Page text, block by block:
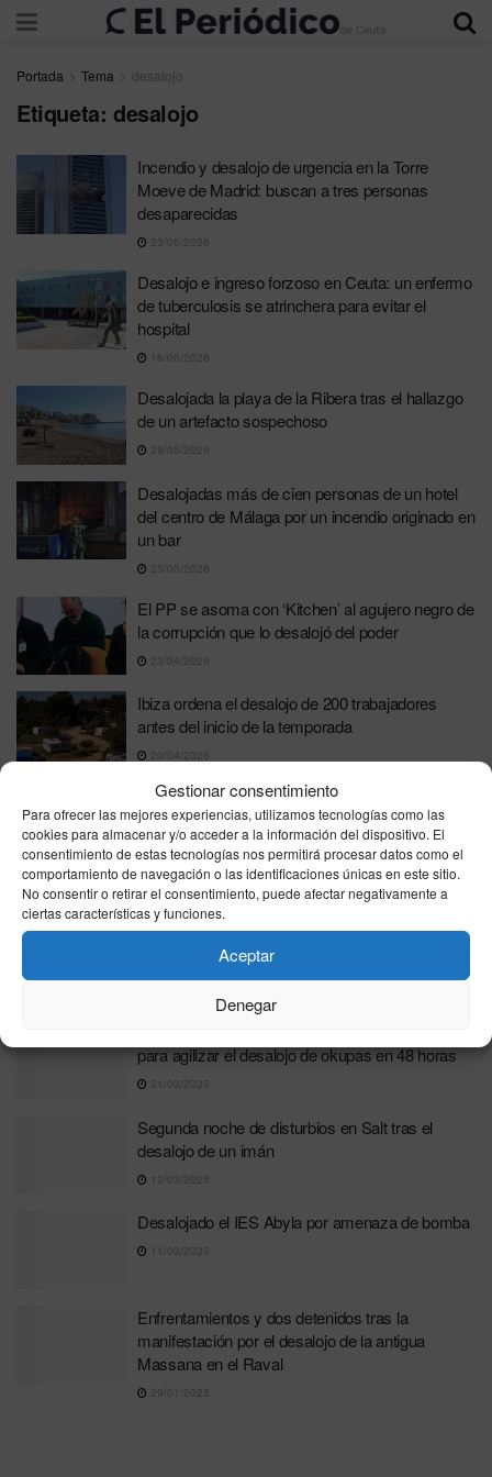
Gestionar consentimiento
Para ofrecer las mejores experiencias, utilizamos tecnologías como las
cookies para almacenar y/o acceder a la información del dispositivo. El
consentimiento de estas tecnologías nos permitirá procesar datos como el
comportamiento de navegación o las identificaciones únicas en este sitio.
No consentir o retirar el consentimiento, puede afectar negativamente a
ciertas características y funciones.
Aceptar
Denegar
Portada Tema desalojo
Etiqueta: desalojo
Incendio y desalojo de urgencia en la Torre
Moeve de Madrid: buscan a tres personas
desaparecidas
23/06/2026
Desalojo e ingreso forzoso en Ceuta: un enfermo
de tuberculosis se atrinchera para evitar el
hospital
16/06/2026
Desalojada la playa de la Ribera tras el hallazgo
de un artefacto sospechoso
29/05/2026
Desalojadas más de cien personas de un hotel
del centro de Málaga por un incendio originado en
un bar
25/05/2026
El PP se asoma con ‘Kitchen’ al agujero negro de
la corrupción que lo desalojó del poder
23/04/2026
Ibiza ordena el desalojo de 200 trabajadores
antes del inicio de la temporada
20/04/2026
Cientos de migrantes se quedan en la calle tras
el desalojo del antiguo instituto B9 en Badalona
18/12/2025
Graves disturbios en Vallecas por un intento de
desalojo: 17 detenidos y dos heridos tras una
desokupación
para agilizar el desalojo de okupas en 48 horas
21/03/2025
Segunda noche de disturbios en Salt tras el
desalojo de un imán
12/03/2025
Desalojado el IES Abyla por amenaza de bomba
11/03/2025
Enfrentamientos y dos detenidos tras la
manifestación por el desalojo de la antigua
Massana en el Raval
29/01/2025